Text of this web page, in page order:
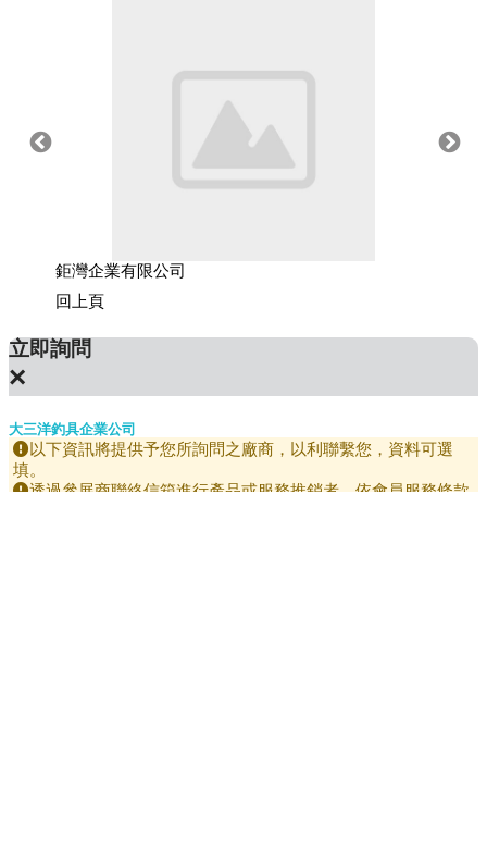
鉅灣企業有限公司
回上頁
立即詢問
×
大三洋釣具企業公司
以下資訊將提供予您所詢問之廠商，以利聯繫您，資料可選
填。
透過參展商聯絡信箱進行產品或服務推銷者，依會員服務條款